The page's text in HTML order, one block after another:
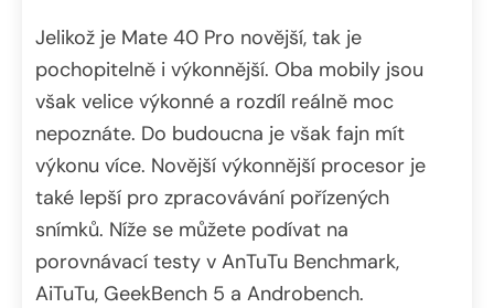
Jelikož je Mate 40 Pro novější, tak je
pochopitelně i výkonnější. Oba mobily jsou
však velice výkonné a rozdíl reálně moc
nepoznáte. Do budoucna je však fajn mít
výkonu více. Novější výkonnější procesor je
také lepší pro zpracovávání pořízených
snímků. Níže se můžete podívat na
porovnávací testy v AnTuTu Benchmark,
AiTuTu, GeekBench 5 a Androbench.